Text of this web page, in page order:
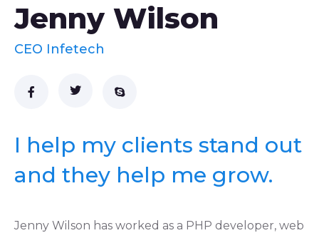
Jenny Wilson
CEO Infetech
I help my clients stand out
and they help me grow.
Jenny Wilson has worked as a PHP developer, web